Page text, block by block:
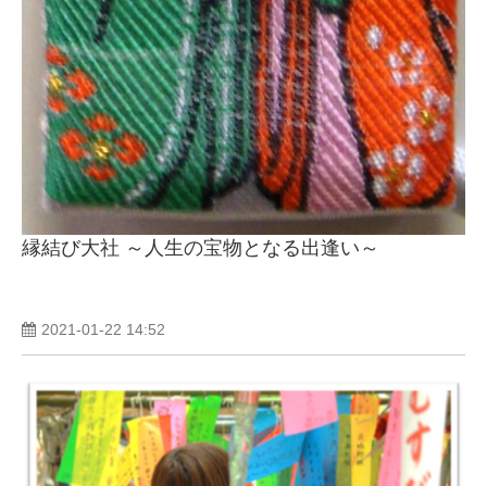
縁結び大社 ～人生の宝物となる出逢い～
2021-01-22 14:52